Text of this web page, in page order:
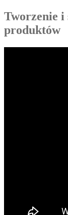
Tworzenie i
produktów